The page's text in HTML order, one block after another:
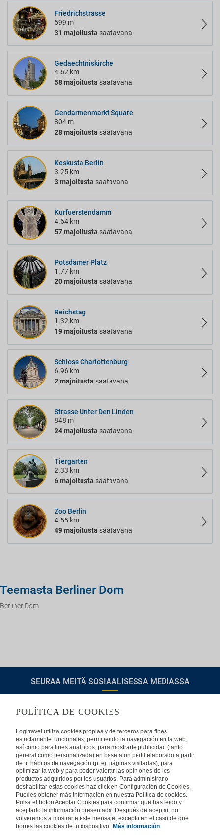
Friedrichstrasse
599 m
31 majoitusta saatavana
Gedaechtniskirche
4.62 km
58 majoitusta saatavana
Gendarmenmarkt Square
804 m
28 majoitusta saatavana
Keskusta Berlín
3.25 km
3 majoitusta saatavana
Kurfuerstendamm
4.64 km
57 majoitusta saatavana
Potsdamer Platz
1.77 km
20 majoitusta saatavana
Reichstag
1.32 km
19 majoitusta saatavana
Schloss Charlottenburg
6.96 km
2 majoitusta saatavana
Strasse Unter Den Linden
848 m
24 majoitusta saatavana
Tiergarten
2.33 km
6 majoitusta saatavana
Zoo Berlin
4.55 km
49 majoitusta saatavana
Teemasta Berliner Dom
Berliner Dom
SEURAA MEITÄ SOSIAALISESSA MEDIASSA
TIETOA LOGITRAVELISTA
Usein kysyttyjä kysymyksiä Ota yhteyttä
KÄYTTÖEHDOT
Oikeudellinen huomautus
Yleiset valmismatkaehdot
Evästekäytäntömme
MUISSA MAISSA
POLÍTICA DE COOKIES
Logitravel utiliza cookies propias y de terceros para fines
estrictamente funcionales, permitiendo la navegación en la web,
así como para fines analíticos, para mostrarte publicidad (tanto
general como personalizada) en base a un perfil elaborado a partir
de tu hábitos de navegación (p. ej. páginas visitadas), para
optimizar la web y para poder valorar las opiniones de los
productos adquiridos por los usuarios. Para administrar o
deshabilitar estas cookies haz click en Configuración de Cookies.
Puedes obtener más información en nuestra Política de cookies.
Pulsa el botón Aceptar Cookies para confirmar que has leído y
aceptado la información presentada. Después de aceptar, no
volveremos a mostrarte este mensaje, excepto en el caso de que
borres las cookies de tu dispositivo. Más información